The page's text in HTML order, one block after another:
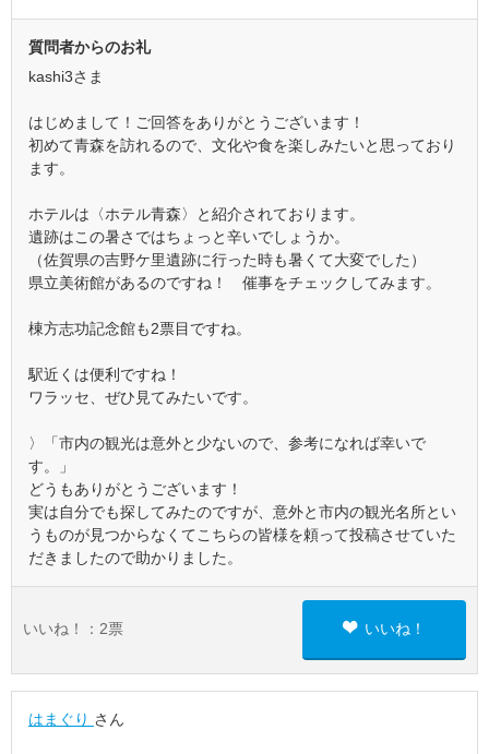
質問者からのお礼
kashi3さま
はじめまして！ご回答をありがとうございます！
初めて青森を訪れるので、文化や食を楽しみたいと思っており
ます。
ホテルは〈ホテル青森〉と紹介されております。
遺跡はこの暑さではちょっと辛いでしょうか。
（佐賀県の吉野ケ里遺跡に行った時も暑くて大変でした）
県立美術館があるのですね！ 催事をチェックしてみます。
棟方志功記念館も2票目ですね。
駅近くは便利ですね！
ワラッセ、ぜひ見てみたいです。
〉「市内の観光は意外と少ないので、参考になれば幸いで
す。」
どうもありがとうございます！
実は自分でも探してみたのですが、意外と市内の観光名所とい
うものが見つからなくてこちらの皆様を頼って投稿させていた
だきましたので助かりました。
いいね！： 2票 いいね！
はまぐり さん